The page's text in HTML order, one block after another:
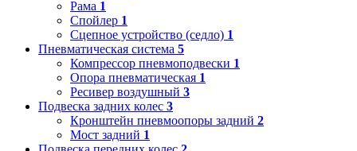
Рама 1
Спойлер 1
Сцепное устройство (седло) 1
Пневматическая система 5
Компрессор пневмоподвески 1
Опора пневматическая 1
Ресивер воздушный 3
Подвеска задних колес 3
Кронштейн пневмоопоры задний 2
Мост задний 1